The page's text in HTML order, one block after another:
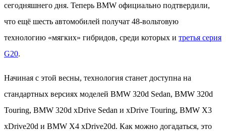
сегодняшнего дня. Теперь BMW официально подтвердили,
что ещё шесть автомобилей получат 48-вольтовую
технологию «мягких» гибридов, среди которых и третья серия
G20.
Начиная с этой весны, технология станет доступна на
стандартных версиях моделей BMW 320d Sedan, BMW 320d
Touring, BMW 320d xDrive Sedan и xDrive Touring, BMW X3
xDrive20d и BMW X4 xDrive20d. Как можно догадаться, это